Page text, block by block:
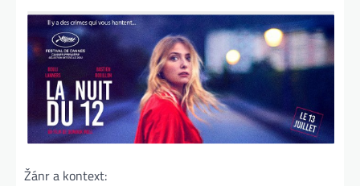
Žánr a kontext: